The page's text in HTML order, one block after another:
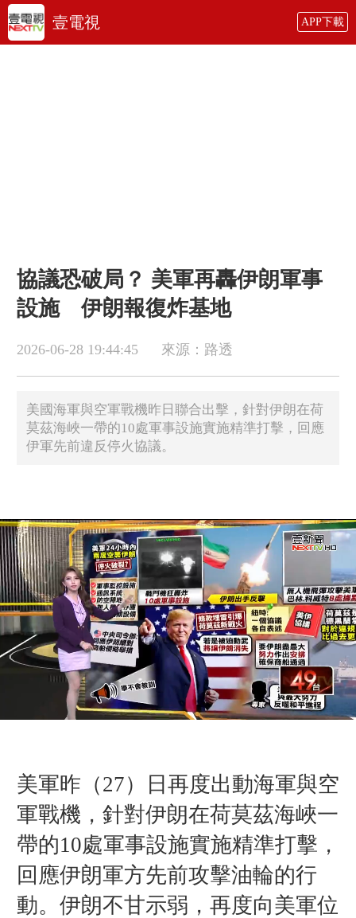
壹電視 APP下載
協議恐破局？ 美軍再轟伊朗軍事
設施 伊朗報復炸基地
2026-06-28 19:44:45 來源：路透
美國海軍與空軍戰機昨日聯合出擊，針對伊朗在荷
莫茲海峽一帶的10處軍事設施實施精準打擊，回應
伊軍先前違反停火協議。
美軍昨（27）
日再度出動海軍與空
軍戰機，針對伊朗在荷莫茲海峽一
帶的10處軍事設施實施精準打擊，
回應伊朗軍方先前攻擊油輪的行
動。伊朗不甘示弱，再度向美軍位